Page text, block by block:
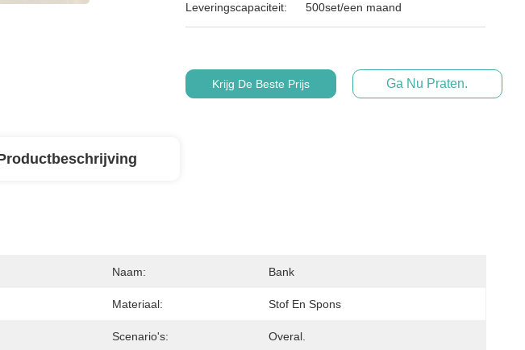
Leveringscapaciteit: 500set/een maand
Krijg De Beste Prijs Ga Nu Praten.
Naam: Bank
Materiaal: Stof En Spons
Scenario's: Overal.